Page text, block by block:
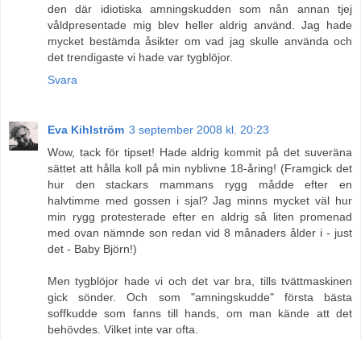
den där idiotiska amningskudden som nån annan tjej
våldpresentade mig blev heller aldrig använd. Jag hade
mycket bestämda åsikter om vad jag skulle använda och
det trendigaste vi hade var tygblöjor.
Svara
Eva Kihlström 3 september 2008 kl. 20:23
Wow, tack för tipset! Hade aldrig kommit på det suveräna
sättet att hålla koll på min nyblivne 18-åring! (Framgick det
hur den stackars mammans rygg mådde efter en
halvtimme med gossen i sjal? Jag minns mycket väl hur
min rygg protesterade efter en aldrig så liten promenad
med ovan nämnde son redan vid 8 månaders ålder i - just
det - Baby Björn!)
Men tygblöjor hade vi och det var bra, tills tvättmaskinen
gick sönder. Och som "amningskudde" första bästa
soffkudde som fanns till hands, om man kände att det
behövdes. Vilket inte var ofta.